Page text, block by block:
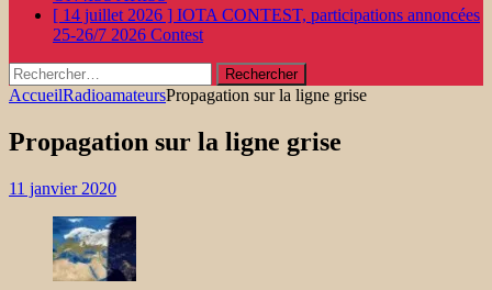
[ 14 juillet 2026 ] IOTA CONTEST, participations annoncées
25-26/7 2026 Contest
Rechercher :
AccueilRadioamateursPropagation sur la ligne grise
Propagation sur la ligne grise
11 janvier 2020